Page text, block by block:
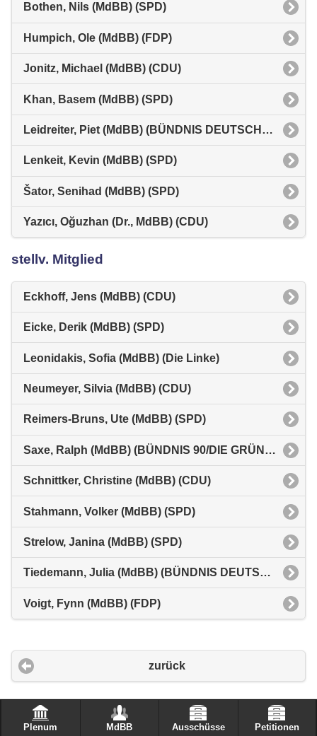
Bothen, Nils (MdBB) (SPD)
Humpich, Ole (MdBB) (FDP)
Jonitz, Michael (MdBB) (CDU)
Khan, Basem (MdBB) (SPD)
Leidreiter, Piet (MdBB) (BÜNDNIS DEUTSCHLAND)
Lenkeit, Kevin (MdBB) (SPD)
Šator, Senihad (MdBB) (SPD)
Yazıcı, Oğuzhan (Dr., MdBB) (CDU)
stellv. Mitglied
Eckhoff, Jens (MdBB) (CDU)
Eicke, Derik (MdBB) (SPD)
Leonidakis, Sofia (MdBB) (Die Linke)
Neumeyer, Silvia (MdBB) (CDU)
Reimers-Bruns, Ute (MdBB) (SPD)
Saxe, Ralph (MdBB) (BÜNDNIS 90/DIE GRÜNEN)
Schnittker, Christine (MdBB) (CDU)
Stahmann, Volker (MdBB) (SPD)
Strelow, Janina (MdBB) (SPD)
Tiedemann, Julia (MdBB) (BÜNDNIS DEUTSCHLAND)
Voigt, Fynn (MdBB) (FDP)
zurück
Plenum MdBB Ausschüsse Petitionen